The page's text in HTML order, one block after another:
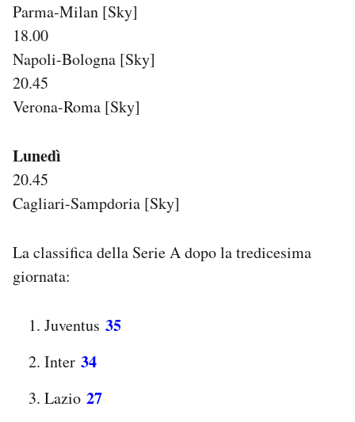
Parma-Milan [Sky]
18.00
Napoli-Bologna [Sky]
20.45
Verona-Roma [Sky]
Lunedì
20.45
Cagliari-Sampdoria [Sky]
La classifica della Serie A dopo la tredicesima
giornata:
Juventus 35
Inter 34
Lazio 27